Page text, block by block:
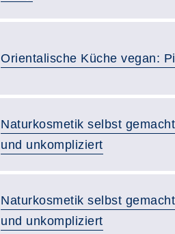
Orientalische Küche vegan:
Naturkosmetik selbst
und unkompliziert
Naturkosmetik selbst
und unkompliziert